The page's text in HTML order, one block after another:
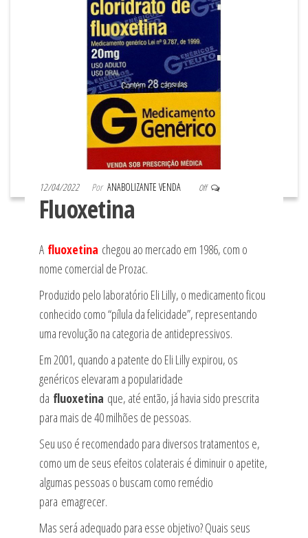
12/04/2022 Por ANABOLIZANTE VENDA Off
Fluoxetina
A fluoxetina chegou ao mercado em 1986, com o
nome comercial de Prozac.
Produzido pelo laboratório Eli Lilly, o medicamento ficou
conhecido como “pílula da felicidade”, representando
uma revolução na categoria de antidepressivos.
Em 2001, quando a patente do Eli Lilly expirou, os
genéricos elevaram a popularidade
da fluoxetina que, até então, já havia sido prescrita
para mais de 40 milhões de pessoas.
Seu uso é recomendado para diversos tratamentos e,
como um de seus efeitos colaterais é diminuir o apetite,
algumas pessoas o buscam como remédio
para emagrecer.
Mas será adequado para esse objetivo? Quais seus